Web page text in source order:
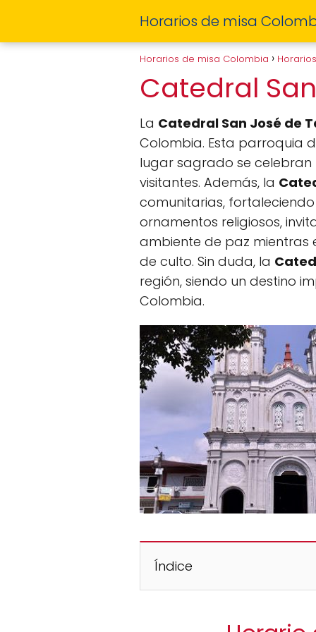
Horarios de misa
Horarios de misa Colombia
Catedral
La Catedral San José de
Colombia. Esta parroquia
lugar sagrado se celebran
visitantes. Además, la
comunitarias,
ornamentos religiosos,
ambiente de paz mientras
de culto. Sin duda, la
región, siendo un destino
Colombia.
Índice